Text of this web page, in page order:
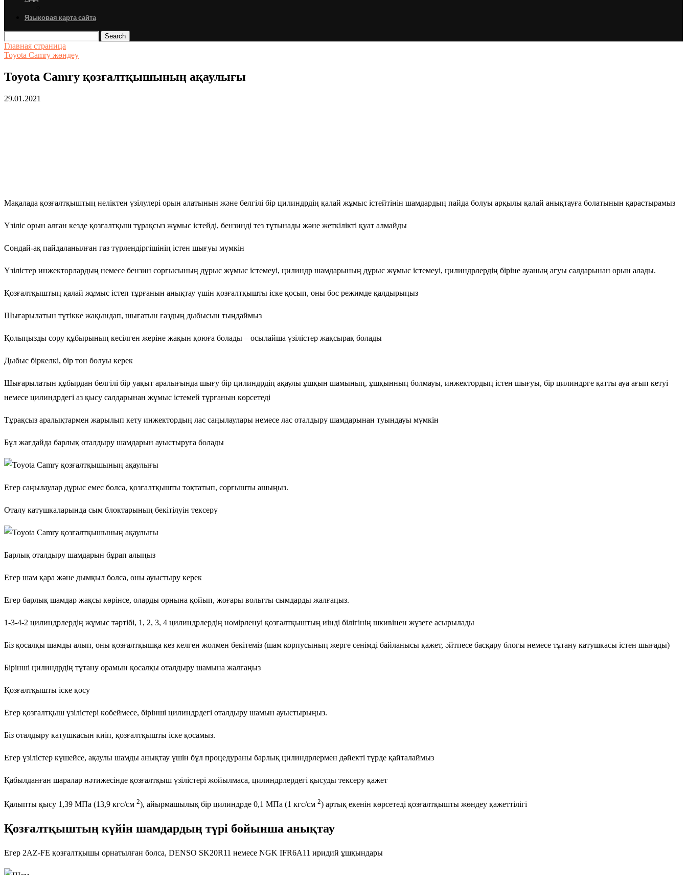
Языковая карта сайта
Search
Главная страница
Toyota Camry жөндеу
Toyota Camry қозғалтқышының ақаулығы
29.01.2021
Мақалада қозғалтқыштың неліктен үзілулері орын алатынын және белгілі бір цилиндрдің қалай жұмыс істейтінін шамдардың пайда болуы арқылы қалай анықтауға болатынын қарастырамыз
Үзіліс орын алған кезде қозғалтқыш тұрақсыз жұмыс істейді, бензинді тез тұтынады және жеткілікті қуат алмайды
Сондай-ақ пайдаланылған газ түрлендіргішінің істен шығуы мүмкін
Үзілістер инжекторлардың немесе бензин сорғысының дұрыс жұмыс істемеуі, цилиндр шамдарының дұрыс жұмыс істемеуі, цилиндрлердің біріне ауаның ағуы салдарынан орын алады.
Қозғалтқыштың қалай жұмыс істеп тұрғанын анықтау үшін қозғалтқышты іске қосып, оны бос режимде қалдырыңыз
Шығарылатын түтікке жақындап, шығатын газдың дыбысын тыңдаймыз
Қолыңызды сору құбырының кесілген жеріне жақын қоюға болады – осылайша үзілістер жақсырақ болады
Дыбыс біркелкі, бір тон болуы керек
Шығарылатын құбырдан белгілі бір уақыт аралығында шығу бір цилиндрдің ақаулы ұшқын шамының, ұшқынның болмауы, инжектордың істен шығуы, бір цилиндрге қатты ауа ағып кетуі
немесе цилиндрдегі аз қысу салдарынан жұмыс істемей тұрғанын көрсетеді
Тұрақсыз аралықтармен жарылып кету инжектордың лас саңылаулары немесе лас оталдыру шамдарынан туындауы мүмкін
Бұл жағдайда барлық оталдыру шамдарын ауыстыруға болады
Егер саңылаулар дұрыс емес болса, қозғалтқышты тоқтатып, сорғышты ашыңыз.
Оталу катушкаларында сым блоктарының бекітілуін тексеру
Барлық оталдыру шамдарын бұрап алыңыз
Егер шам қара және дымқыл болса, оны ауыстыру керек
Егер барлық шамдар жақсы көрінсе, оларды орнына қойып, жоғары вольтты сымдарды жалғаңыз.
1-3-4-2 цилиндрлердің жұмыс тәртібі, 1, 2, 3, 4 цилиндрлердің нөмірленуі қозғалтқыштың иінді білігінің шкивінен жүзеге асырылады
Біз қосалқы шамды алып, оны қозғалтқышқа кез келген жолмен бекітеміз (шам корпусының жерге сенімді байланысы қажет, әйтпесе басқару блогы немесе тұтану катушкасы істен шығады)
Бірінші цилиндрдің тұтану орамын қосалқы оталдыру шамына жалғаңыз
Қозғалтқышты іске қосу
Егер қозғалтқыш үзілістері көбеймесе, бірінші цилиндрдегі оталдыру шамын ауыстырыңыз.
Біз оталдыру катушкасын киіп, қозғалтқышты іске қосамыз.
Егер үзілістер күшейсе, ақаулы шамды анықтау үшін бұл процедураны барлық цилиндрлермен дәйекті түрде қайталаймыз
Қабылданған шаралар нәтижесінде қозғалтқыш үзілістері жойылмаса, цилиндрлердегі қысуды тексеру қажет
Қалыпты қысу 1,39 МПа (13,9 кгс/см 2), айырмашылық бір цилиндрде 0,1 МПа (1 кгс/см 2) артық екенін көрсетеді қозғалтқышты жөндеу қажеттілігі
Қозғалтқыштың күйін шамдардың түрі бойынша анықтау
Егер 2AZ-FE қозғалтқышы орнатылған болса, DENSO SK20R11 немесе NGK IFR6A11 иридий ұшқындары